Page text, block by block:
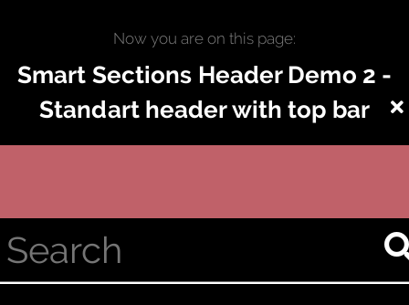
WordPress&Terranova Werbung.
Now you are on this page:
Smart Sections Header Demo 2 -
Standart header with top bar